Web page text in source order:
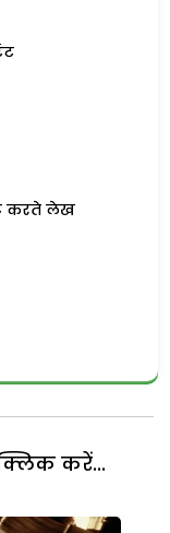
करते लेख
करें...